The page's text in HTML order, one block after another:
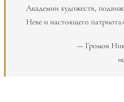
Академии художеств,
Неве и настоящего
— Громов